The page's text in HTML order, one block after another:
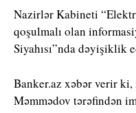
Nazirlər Kabineti
qoşulmalı olan
Siyahısı”nda dəyişiklik
Banker.az xəbər verir
Məmmədov tərəfindən